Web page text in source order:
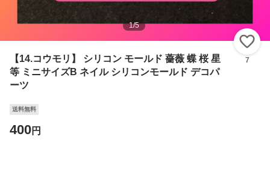
1/5
【14.コウモリ】 シリコン モールド 薔薇 蝶 桜 星
等 ミニサイズB ネイル シリコンモールド デコパ
ーツ
7
送料無料
400円